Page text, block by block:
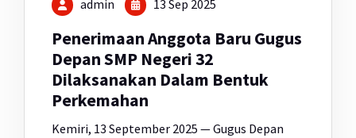
admin 13 Sep 2025
Penerimaan Anggota Baru Gugus
Depan SMP Negeri 32
Dilaksanakan Dalam Bentuk
Perkemahan
Kemiri, 13 September 2025 — Gugus Depan